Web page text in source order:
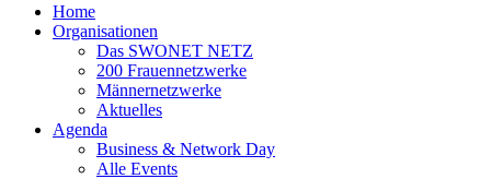
Home
Organisationen
Das SWONET NETZ
200 Frauen­netzwerke
Männernetzwerke
Aktuelles
Agenda
Business & Network Day
Alle Events